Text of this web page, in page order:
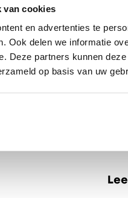
van cookies
en advertenties te
Ook delen we informatie
Deze partners kunnen
op basis van uw
licht, dus ook